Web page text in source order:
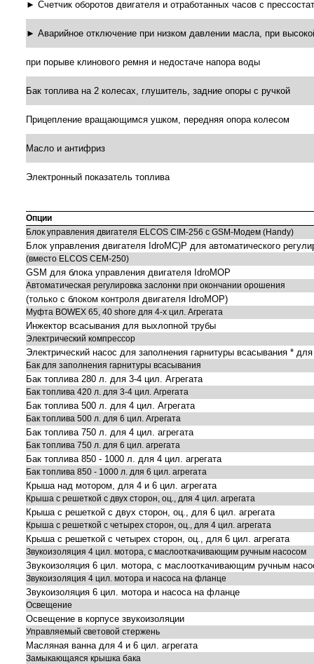
► Счетчик оборотов двигателя и отработанных часов с
► Аварийное отключение при низком давлении масла, при
при порыве клинового ремня и недостаче напора воды
Бак топлива на 2 колесах, глушитель, задние опоры с ручкой
Прицепление вращающимся ушком, передняя опора колесом
Масло и антифриз
Электронный показатель топлива
Опции
Блок управления двигателя ELCOS CIM-256 с GSM-Mодем (Handy)
Блок управления двигателя IdroMC)P для автоматического
(вместо ELCOS CEM-250)
GSM для блока управления двигателя IdroMOP
Автоматическая регулировка заслонки при окончании орошения
(только с блоком контроля двигателя IdroMOP)
Mуфта BOWEX 65, 40 shore для 4-х цил. Агрегата
Инжектор всасывания для выхлопной трубы
Электрический компрессор
Электрический насос для заполнения гарнитуры всасывания *
Бак для заполнения гарнитуры всасывания
Бак топлива 280 л. для 3-4 цил. Агрегата
Бак топлива 420 л. для 3-4 цил. Агрегата
Бак топлива 500 л. для 4 цил. Агрегата
Бак топлива 500 л. для 6 цил. Агрегата
Бак топлива 750 л. для 4 цил. агрегата
Бак топлива 750 л. для 6 цил. агрегата
Бак топлива 850 - 1000 л. для 4 цил. агрегата
Бак топлива 850 - 1000 л. для 6 цил. агрегата
Крыша над мотором, для 4 и 6 цил. агрегата
Крыша с решеткой с двух сторон, оц., для 4 цил. агрегата
Крыша с решеткой с двух сторон, оц., для 6 цил. агрегата
Крыша с решеткой с четырех сторон, оц., для 4 цил. агрегата
Крыша с решеткой с четырех сторон, оц., для 6 цил. агрегата
Звукоизоляция 4 цил. мотора, с маслооткачивающим ручным насосом
Звукоизоляция 6 цил. мотора, с маслооткачивающим ручным
Звукоизоляция 4 цил. мотора и насоса на фланце
Звукоизоляция 6 цил. мотора и насоса на фланце
Освещение
Освещение в корпусе звукоизоляции
Управляемый световой стержень
Масляная ванна для 4 и 6 цил. агрегата
Замыкающаяся крышка бака